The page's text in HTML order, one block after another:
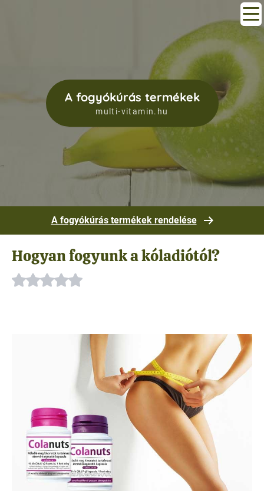
A fogyókúrás termékek
multi-vitamin.hu
A fogyókúrás termékek rendelése
Hogyan fogyunk a kóladiótól?